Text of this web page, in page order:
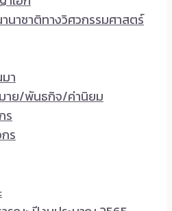
นาชาติทางวิศวกรรมศาสตร์
า
าย/พันธกิจ/ค่านิยม
ร
ร